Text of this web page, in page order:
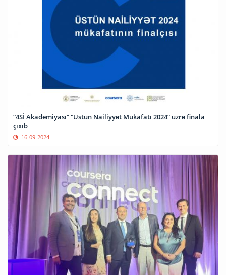
“4Sİ Akademiyası” “Üstün Nailiyyət Mükafatı 2024” üzrə finala
çıxıb
16-09-2024